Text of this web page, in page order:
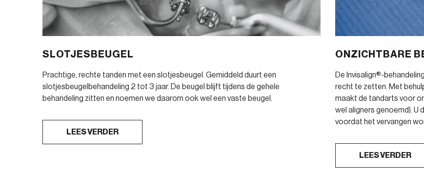
SLOTJESBEUGEL
Prachtige, rechte tanden met een slotjesbeugel. Gemiddeld duurt een
slotjesbeugelbehandeling 2 tot 3 jaar. De beugel blijft tijdens de gehele
behandeling zitten en noemen we daarom ook wel een vaste beugel.
LEES VERDER
ONZICHTBARE
De Invisalign®-
recht te zetten. Met
maakt de tandarts voor
wel aligners genoemd). U
voordat het vervangen
LEES VERDER